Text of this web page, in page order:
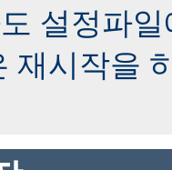
설정파
재시작을